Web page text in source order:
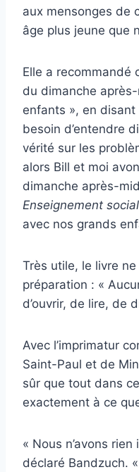
aux mensonges de
âge plus jeune que
Elle a recommandé
du dimanche
enfants », en
besoin d’entendre
vérité sur les
alors Bill et moi
dimanche après-
Enseignement
avec nos grands
Très utile, le livre
préparation : «
d’ouvrir, de lire, de
Avec l’imprimatur
Saint-Paul et de
sûr que tout dans
exactement à ce
« Nous n’avons
déclaré Bandzuch.